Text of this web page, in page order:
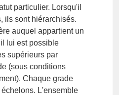
particulier. Lorsqu'il
ils sont hiérarchisés.
auquel appartient un
lui est possible
supérieurs par
(sous conditions
Chaque grade
L'ensemble